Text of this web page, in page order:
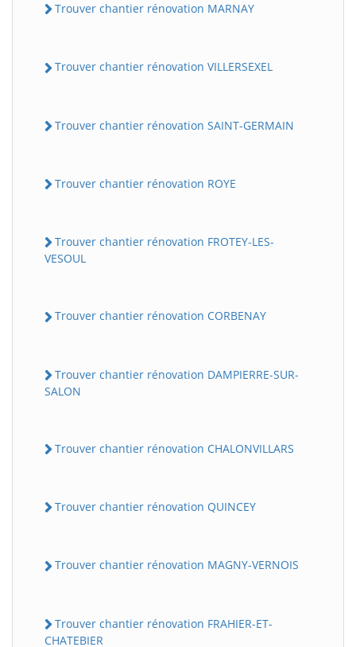
Trouver chantier rénovation MARNAY
Trouver chantier rénovation VILLERSEXEL
Trouver chantier rénovation SAINT-GERMAIN
Trouver chantier rénovation ROYE
Trouver chantier rénovation FROTEY-LES-
VESOUL
Trouver chantier rénovation CORBENAY
Trouver chantier rénovation DAMPIERRE-SUR-
SALON
Trouver chantier rénovation CHALONVILLARS
Trouver chantier rénovation QUINCEY
Trouver chantier rénovation MAGNY-VERNOIS
Trouver chantier rénovation FRAHIER-ET-
CHATEBIER